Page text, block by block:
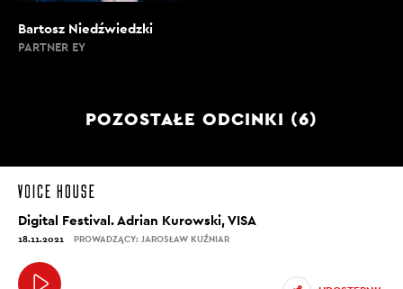
Bartosz Niedźwiedzki
PARTNER EY
POZOSTAŁE ODCINKI (6)
Digital Festival. Adrian Kurowski, VISA
18.11.2021 PROWADZĄCY: JAROSŁAW KUŹNIAR